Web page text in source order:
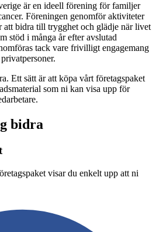
är en ideell förening för familjer
Föreningen genomför aktiviteter
att bidra till trygghet och glädje när livet
stöd i många år efter avslutad
tack vare frivilligt engagemang
Ett sätt är att köpa vårt företagspaket
som ni kan visa upp för
bidra
visar du enkelt upp att ni